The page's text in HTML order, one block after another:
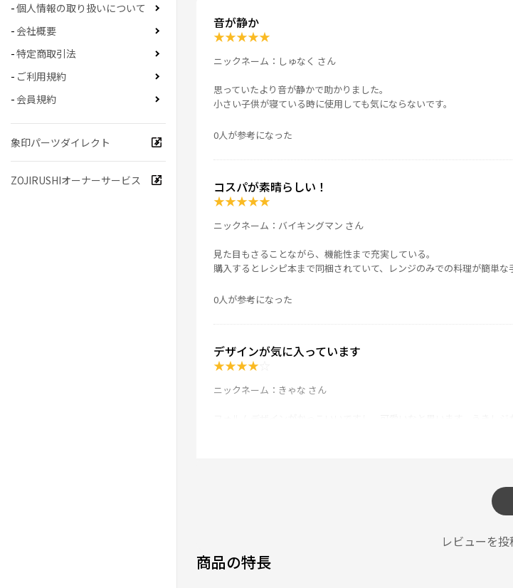
音が静か
★★★★★
ニックネーム：しゅなく さん
思っていたより音が静かで助かりました。
小さい子供が寝ている時に使用しても気にならないです。
0人が参考になった
コスパが素晴らしい！
★★★★★
ニックネーム：バイキングマン さん
見た目もさることながら、機能性まで充実している。
購入するとレシピ本まで同梱されていて、レンジのみでの料理が簡単な
0人が参考になった
デザインが気に入っています
★★★★
ニックネーム：きゃな さん
動いてないのかと思うくらい静かでびっくりしました！
レビューを
商品の特長
個人情報の取り扱いについて
会社概要
特定商取引法
ご利用規約
会員規約
象印パーツダイレクト
ZOJIRUSHIオーナーサービス